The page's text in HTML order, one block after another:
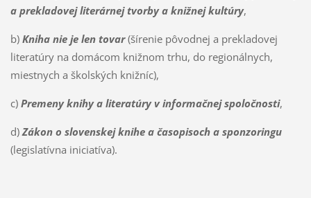
a prekladovej literárnej tvorby a knižnej kultúry,
b) Kniha nie je len tovar(šírenie pôvodnej a prekladovej
literatúry na domácom knižnom trhu, do regionálnych,
miestnych a školských knižníc),
c) Premeny knihy a literatúry v informačnej spoločnosti,
d) Zákon o slovenskej knihe a časopisoch a sponzoringu
(legislatívna iniciatíva).